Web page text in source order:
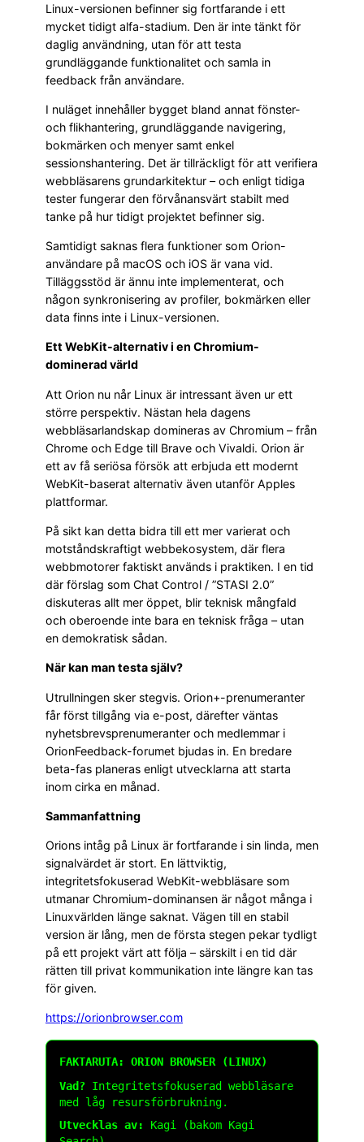
Linux-versionen befinner sig fortfarande i ett
mycket tidigt alfa-stadium. Den är inte tänkt för
daglig användning, utan för att testa
grundläggande funktionalitet och samla in
feedback från användare.
I nuläget innehåller bygget bland annat fönster-
och flikhantering, grundläggande navigering,
bokmärken och menyer samt enkel
sessionshantering. Det är tillräckligt för att verifiera
webbläsarens grundarkitektur – och enligt tidiga
tester fungerar den förvånansvärt stabilt med
tanke på hur tidigt projektet befinner sig.
Samtidigt saknas flera funktioner som Orion-
användare på macOS och iOS är vana vid.
Tilläggsstöd är ännu inte implementerat, och
någon synkronisering av profiler, bokmärken eller
data finns inte i Linux-versionen.
Ett WebKit-alternativ i en Chromium-
dominerad värld
Att Orion nu når Linux är intressant även ur ett
större perspektiv. Nästan hela dagens
webbläsarlandskap domineras av Chromium – från
Chrome och Edge till Brave och Vivaldi. Orion är
ett av få seriösa försök att erbjuda ett modernt
WebKit-baserat alternativ även utanför Apples
plattformar.
På sikt kan detta bidra till ett mer varierat och
motståndskraftigt webbekosystem, där flera
webbmotorer faktiskt används i praktiken. I en tid
där förslag som Chat Control / ”STASI 2.0”
diskuteras allt mer öppet, blir teknisk mångfald
och oberoende inte bara en teknisk fråga – utan
en demokratisk sådan.
När kan man testa själv?
Utrullningen sker stegvis. Orion+-prenumeranter
får först tillgång via e-post, därefter väntas
nyhetsbrevsprenumeranter och medlemmar i
OrionFeedback-forumet bjudas in. En bredare
beta-fas planeras enligt utvecklarna att starta
inom cirka en månad.
Sammanfattning
Orions intåg på Linux är fortfarande i sin linda, men
signalvärdet är stort. En lättviktig,
integritetsfokuserad WebKit-webbläsare som
utmanar Chromium-dominansen är något många i
Linuxvärlden länge saknat. Vägen till en stabil
version är lång, men de första stegen pekar tydligt
på ett projekt värt att följa – särskilt i en tid där
rätten till privat kommunikation inte längre kan tas
för given.
https://orionbrowser.com
FAKTARUTA: ORION BROWSER (LINUX)
Vad? Integritetsfokuserad webbläsare
med låg resursförbrukning.
Utvecklas av:
Kagi (bakom Kagi